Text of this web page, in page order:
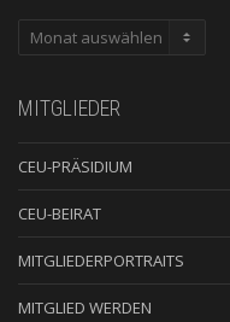
ARCHIV
MITGLIEDER
CEU-PRÄSIDIUM
CEU-BEIRAT
MITGLIEDERPORTRAITS
MITGLIED WERDEN